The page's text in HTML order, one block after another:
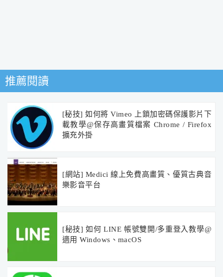
推薦閱讀
[秘技] 如何將 Vimeo 上鎖加密碼保護影片下
載教學@保存高畫質檔案 Chrome / Firefox
擴充外掛
[網站] Medici 線上免費高畫質、優質古典音
樂影音平台
[秘技] 如何 LINE 帳號雙開/多重登入教學@
適用 Windows、macOS